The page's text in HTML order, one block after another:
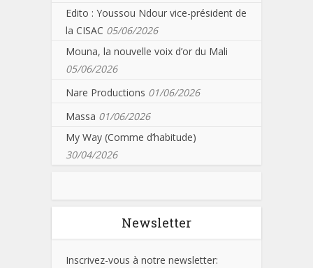
Edito : Youssou Ndour vice-président de
la CISAC 05/06/2026
Mouna, la nouvelle voix d’or du Mali
05/06/2026
Nare Productions 01/06/2026
Massa 01/06/2026
My Way (Comme d’habitude)
30/04/2026
Newsletter
Inscrivez-vous à notre newsletter: